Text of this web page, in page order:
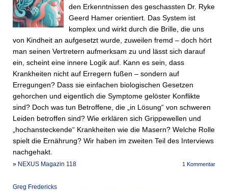
den Erkenntnissen des geschassten Dr. Ryke
Geerd Hamer orientiert. Das System ist
komplex und wirkt durch die Brille, die uns
von Kindheit an aufgesetzt wurde, zuweilen fremd – doch hört
man seinen Vertretern aufmerksam zu und lässt sich darauf
ein, scheint eine innere Logik auf. Kann es sein, dass
Krankheiten nicht auf Erregern fußen – sondern auf
Erregungen? Dass sie einfachen biologischen Gesetzen
gehorchen und eigentlich die Symp­tome gelöster Konflikte
sind? Doch was tun Betroffene, die „in Lösung“ von schweren
Leiden betroffen sind? Wie erklären sich Grippewellen und
„hochansteckende“ Krankheiten wie die Masern? Welche Rolle
spielt die Ernährung? Wir haben im zweiten Teil des Interviews
nachgehakt.
1 Kommentar
» NEXUS Magazin 118
Greg Fredericks